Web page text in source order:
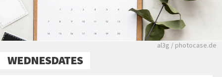
Rote leere
al3g / photocase.de
WEDNESDATES